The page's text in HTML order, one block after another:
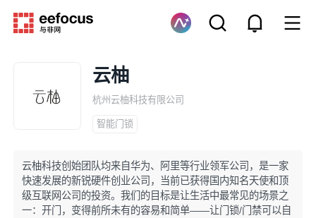
云柚
杭州云柚科技有限公司
智能门锁
云柚科技创始团队均来自华为、阿里等行业领军公司，是一家
快速发展的新锐硬件创业公司，当前已获得国内知名天使和顶
级互联网公司的投资。我们的目标是让生活中最常见的场景之
一：开门，变得前所未有的容易和简单——让门锁/门禁可以自